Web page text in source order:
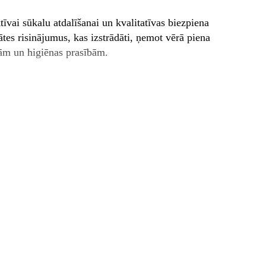
sūkalu atdalīšanai un kvalitatīvas biezpiena
risinājumus, kas izstrādāti, ņemot vērā piena
un higiēnas prasībām.